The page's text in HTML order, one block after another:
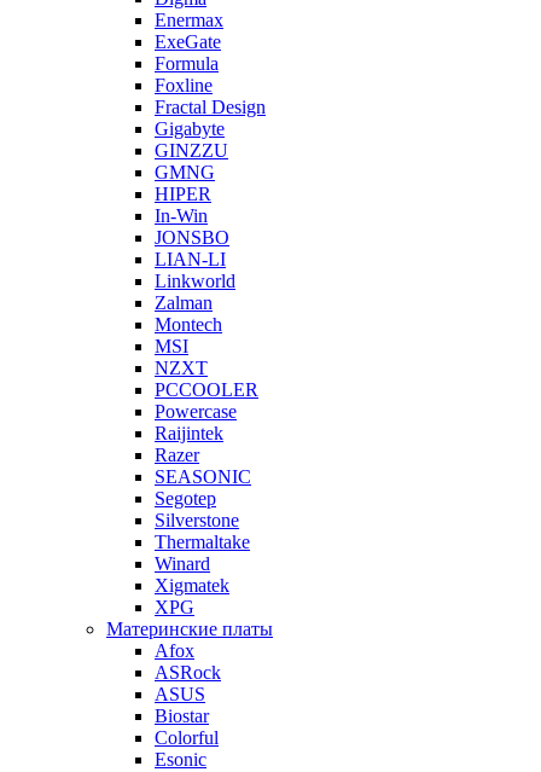
Enermax
ExeGate
Formula
Foxline
Fractal Design
Gigabyte
GINZZU
GMNG
HIPER
In-Win
JONSBO
LIAN-LI
Linkworld
Zalman
Montech
MSI
NZXT
PCCOOLER
Powercase
Raijintek
Razer
SEASONIC
Segotep
Silverstone
Thermaltake
Winard
Xigmatek
XPG
Материнские платы
Afox
ASRock
ASUS
Biostar
Colorful
Esonic